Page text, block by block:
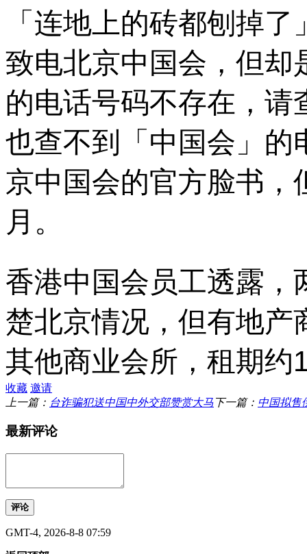
「连地上的砖都刨掉了
致电北京中国会，但却
的电话号码不存在，请
也查不到「中国会」的
京中国会的官方脸书，
月。
香港中国会员工透露，
楚北京情况，但有地产
其他商业会所，租期约
收藏 邀请
上一篇： 台诈骗犯送中国中外交部赞赏大马下一篇： 中国拟售
最新评论
评论
GMT-4, 2026-8-8 07:59